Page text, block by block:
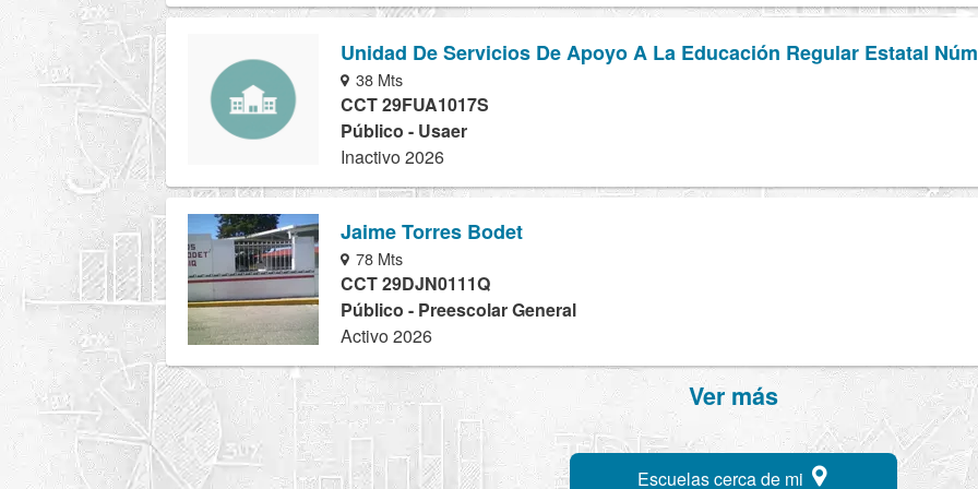
Unidad De Servicios De Apoyo A La Educación Regular Estatal
38 Mts
CCT 29FUA1017S
Público - Usaer
Inactivo 2026
Jaime Torres Bodet
78 Mts
CCT 29DJN0111Q
Público - Preescolar General
Activo 2026
Ver más
Escuelas cerca de mi